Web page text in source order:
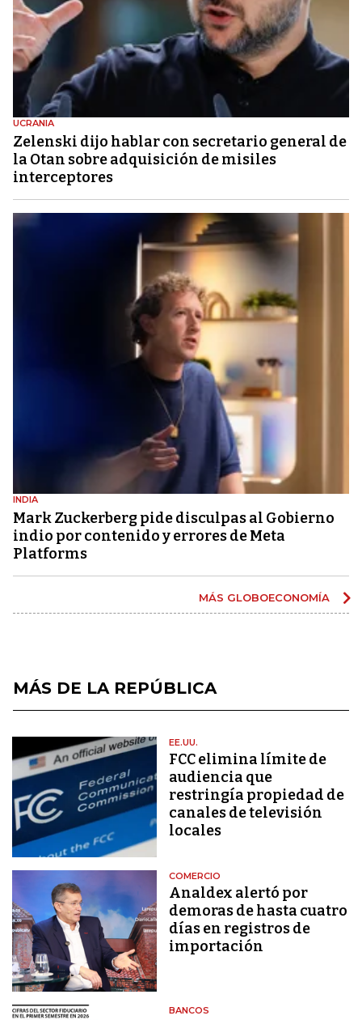
UCRANIA
Zelenski dijo hablar con secretario general de
la Otan sobre adquisición de misiles
interceptores
INDIA
Mark Zuckerberg pide disculpas al Gobierno
indio por contenido y errores de Meta
Platforms
MÁS GLOBOECONOMÍA
MÁS DE LA REPÚBLICA
EE.UU.
FCC elimina límite de
audiencia que
restringía propiedad de
canales de televisión
locales
COMERCIO
Analdex alertó por
demoras de hasta cuatro
días en registros de
importación
BANCOS